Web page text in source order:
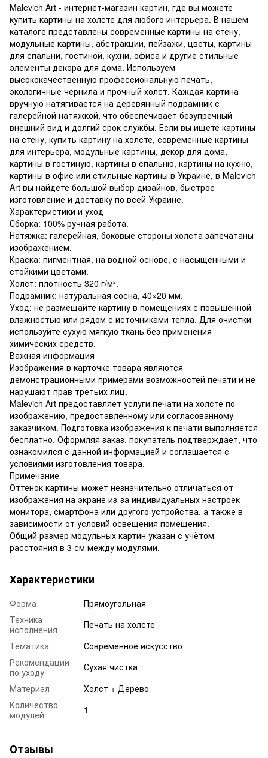
Malevich Art - интернет-магазин картин, где вы можете
купить картины на холсте для любого интерьера. В нашем
каталоге представлены современные картины на стену,
модульные картины, абстракции, пейзажи, цветы, картины
для спальни, гостиной, кухни, офиса и другие стильные
элементы декора для дома. Используем
высококачественную профессиональную печать,
экологичные чернила и прочный холст. Каждая картина
вручную натягивается на деревянный подрамник с
галерейной натяжкой, что обеспечивает безупречный
внешний вид и долгий срок службы. Если вы ищете картины
на стену, купить картину на холсте, современные картины
для интерьера, модульные картины, декор для дома,
картины в гостиную, картины в спальню, картины на кухню,
картины в офис или стильные картины в Украине, в Malevich
Art вы найдете большой выбор дизайнов, быстрое
изготовление и доставку по всей Украине.
Характеристики и уход
Сборка: 100% ручная работа.
Натяжка: галерейная, боковые стороны холста запечатаны
изображением.
Краска: пигментная, на водной основе, с насыщенными и
стойкими цветами.
Холст: плотность 320 г/м².
Подрамник: натуральная сосна, 40×20 мм.
Уход: не размещайте картину в помещениях с повышенной
влажностью или рядом с источниками тепла. Для очистки
используйте сухую мягкую ткань без применения
химических средств.
Важная информация
Изображения в карточке товара являются
демонстрационными примерами возможностей печати и не
нарушают прав третьих лиц.
Malevich Art предоставляет услуги печати на холсте по
изображению, предоставленному или согласованному
заказчиком. Подготовка изображения к печати выполняется
бесплатно. Оформляя заказ, покупатель подтверждает, что
ознакомился с данной информацией и соглашается с
условиями изготовления товара.
Примечание
Оттенок картины может незначительно отличаться от
изображения на экране из-за индивидуальных настроек
монитора, смартфона или другого устройства, а также в
зависимости от условий освещения помещения.
Общий размер модульных картин указан с учётом
расстояния в 3 см между модулями.
Характеристики
Форма
Прямоугольная
Техника
исполнения
Печать на холсте
Тематика
Современное искусство
Рекомендации
по уходу
Сухая чистка
Материал
Холст + Дерево
Количество
модулей
1
Отзывы